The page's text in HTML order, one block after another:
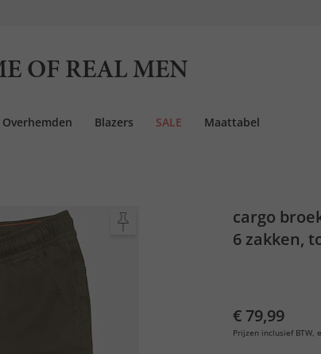
OF REAL MEN
Overhemden Blazers SALE Maattabel
cargo
6 zakken,
€ 79,99
Prijzen inclusief BTW,